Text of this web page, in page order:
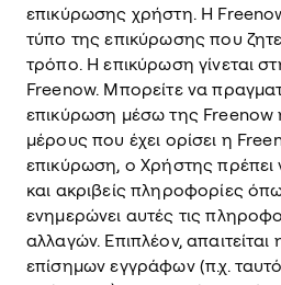
επικύρωσης χρήστη. Η
τύπο της επικύρωσης που
τρόπο. Η επικύρωση γίνεται
Freenow. Μπορείτε να
επικύρωση μέσω της Freenow
μέρους που έχει ορίσει η
επικύρωση, ο Χρήστης πρέπει
και ακριβείς πληροφορίες
ενημερώνει αυτές τις
αλλαγών. Επιπλέον,
επίσημων εγγράφων (π.χ.